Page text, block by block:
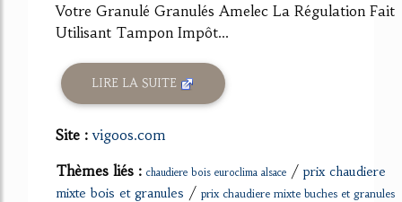
Votre Granulé Granulés Amelec La Régulation Fait
Utilisant Tampon Impôt...
LIRE LA SUITE
Site :vigoos.com
Thèmes liés : chaudiere bois euroclima alsace / prix chaudiere
mixte bois et granules / prix chaudiere mixte buches et granules